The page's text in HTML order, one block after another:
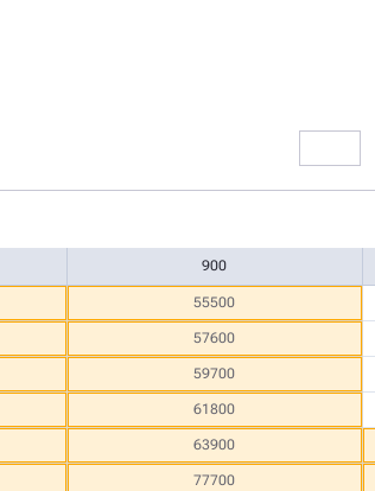
900
55500
57600
59700
61800
63900
77700